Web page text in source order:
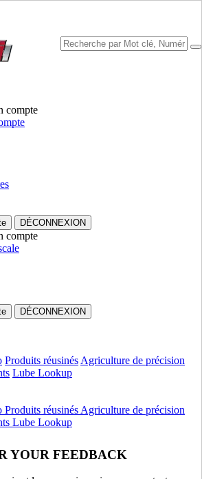
compte
DÉCONNEXION
compte
DÉCONNEXION
Produits réusinés Agriculture de précision
Lube Lookup
Produits réusinés Agriculture de précision
Lube Lookup
YOUR FEEDBACK
TOUT
de culture
Et Ensemencement Equipment De